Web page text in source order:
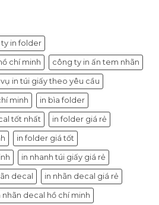
in folder
chí minh công ty in ấn tem nhãn
in túi giấy theo yêu cầu
minh in bìa folder
tốt nhất in folder giá rẻ
in folder giá tốt
in nhanh túi giấy giá rẻ
decal in nhãn decal giá rẻ
nhãn decal hồ chí minh